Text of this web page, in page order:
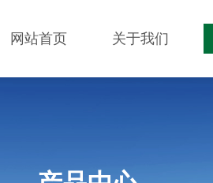
网站首页 关于我们